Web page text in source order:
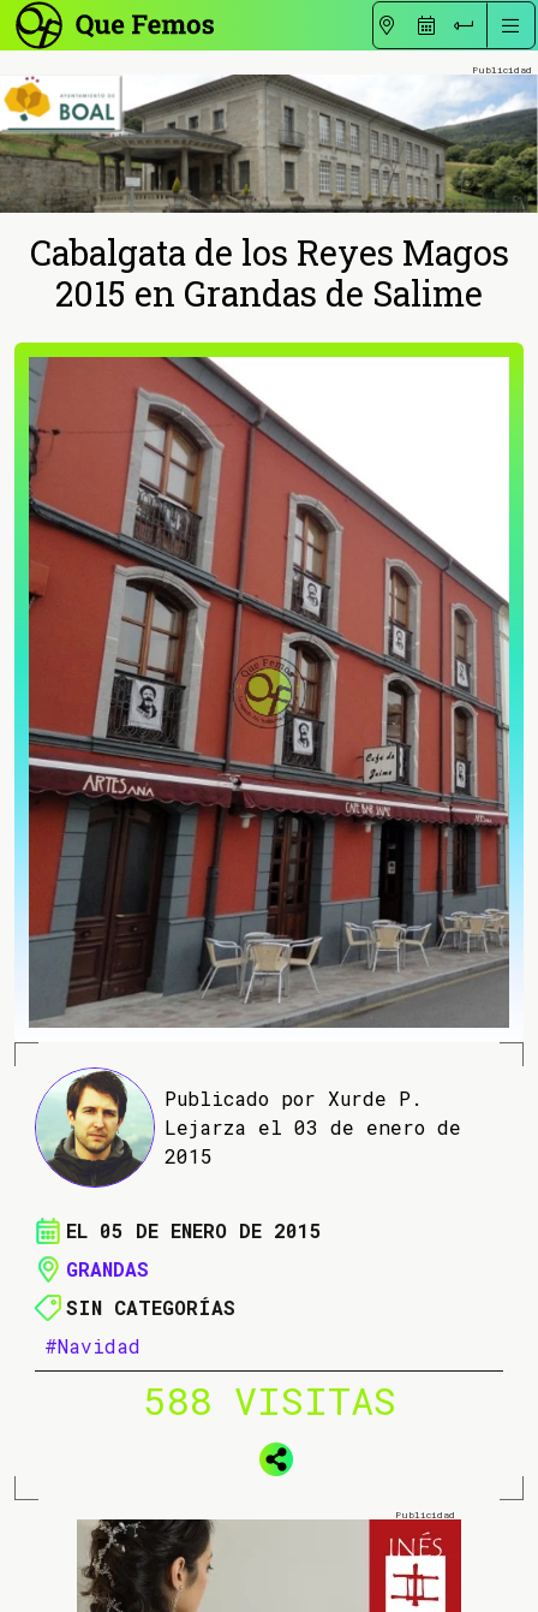
Cabalgata de los Reyes Magos
2015 en Grandas de Salime
Publicado por Xurde P.
Lejarza el 03 de enero de
2015
EL 05 DE ENERO DE 2015
GRANDAS
SIN CATEGORÍAS
#Navidad
588 VISITAS